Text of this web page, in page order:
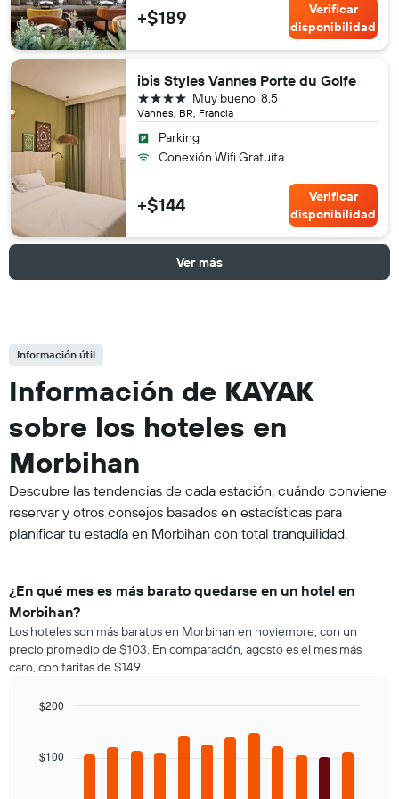
+$189
Verificar
disponibilidad
ibis Styles Vannes Porte du Golfe
Vannes, BR, Francia
8.5
Muy bueno
4 estrellas
Parking
Conexión Wifi Gratuita
+$144
Verificar
disponibilidad
Ver más
Información útil
Información de KAYAK
sobre los hoteles en
Morbihan
Descubre las tendencias de cada estación, cuándo conviene
reservar y otros consejos basados en estadísticas para
planificar tu estadía en Morbihan con total tranquilidad.
¿En qué mes es más barato quedarse en un hotel en
Morbihan?
Los hoteles son más baratos en Morbihan en noviembre, con un
precio promedio de $103. En comparación, agosto es el mes más
caro, con tarifas de $149.
with
$100
$200